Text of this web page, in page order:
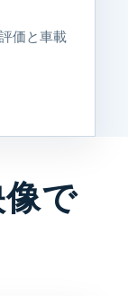
価と車載
で